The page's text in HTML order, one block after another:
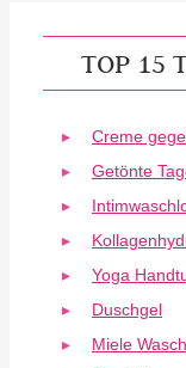
TOP 15
Creme
Getönte
Yoga
Duschgel
Miele